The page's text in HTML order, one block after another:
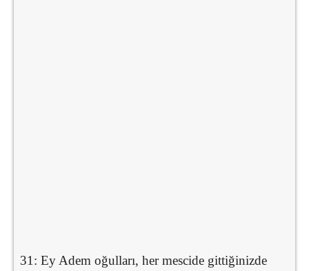
31: Ey Adem oğulları, her mescide gittiğinizde